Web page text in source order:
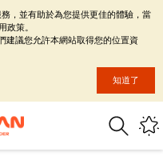
，並有助於為您提供更佳的體驗，當
政策。
建議您允許本網站取得您的位置資
知道了